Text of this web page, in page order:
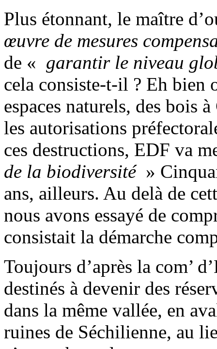
Plus étonnant, le maître
œuvre de mesures
de « garantir le niveau
cela consiste-t-il ? Eh bien
espaces naturels, des bois
les autorisations
ces destructions, EDF va
de la biodiversité »
ans, ailleurs. Au delà de
nous avons essayé de
consistait la démarche
Toujours d’après la com’
destinés à devenir des
dans la même vallée, en
ruines de Séchilienne, au